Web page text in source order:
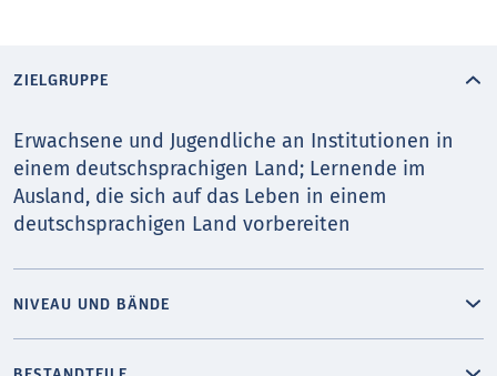
ZIELGRUPPE
Erwachsene und Jugendliche an Institutionen in
einem deutschsprachigen Land; Lernende im
Ausland, die sich auf das Leben in einem
deutschsprachigen Land vorbereiten
NIVEAU UND BÄNDE